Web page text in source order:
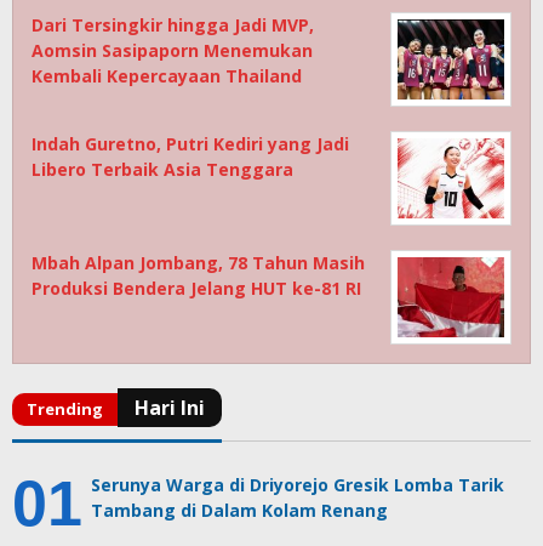
Dari Tersingkir hingga Jadi MVP,
Aomsin Sasipaporn Menemukan
Kembali Kepercayaan Thailand
Indah Guretno, Putri Kediri yang Jadi
Libero Terbaik Asia Tenggara
Mbah Alpan Jombang, 78 Tahun Masih
Produksi Bendera Jelang HUT ke-81 RI
Serunya Warga di Driyorejo Gresik Lomba Tarik
Tambang di Dalam Kolam Renang